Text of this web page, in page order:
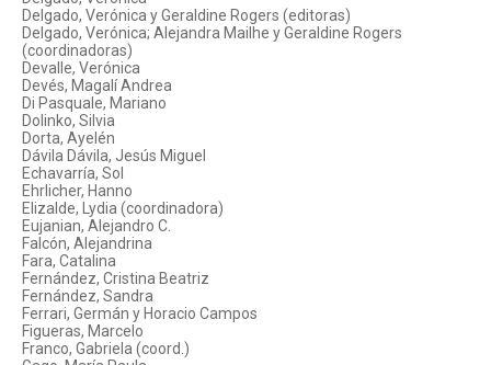
Delgado, Verónica y Geraldine Rogers (editoras)
Delgado, Verónica; Alejandra Mailhe y Geraldine Rogers
(coordinadoras)
Devalle, Verónica
Devés, Magalí Andrea
Di Pasquale, Mariano
Dolinko, Silvia
Dorta, Ayelén
Dávila Dávila, Jesús Miguel
Echavarría, Sol
Ehrlicher, Hanno
Elizalde, Lydia (coordinadora)
Eujanian, Alejandro C.
Falcón, Alejandrina
Fara, Catalina
Fernández, Cristina Beatriz
Fernández, Sandra
Ferrari, Germán y Horacio Campos
Figueras, Marcelo
Franco, Gabriela (coord.)